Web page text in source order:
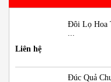
Đôi Lọ Hoa
...
Liên hệ
Đúc Quả